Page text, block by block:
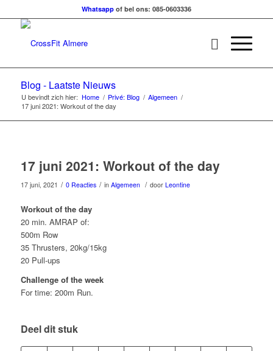
Whatsappof bel ons: 085-0603336
Blog - Laatste Nieuws
U bevindt zich hier: Home / Privé: Blog / Algemeen /
17 juni 2021: Workout of the day
17 juni 2021: Workout of the day
17 juni, 2021 / 0 Reacties / in Algemeen / door Leontine
Workout of the day
20 min. AMRAP of:
500m Row
35 Thrusters, 20kg/15kg
20 Pull-ups
Challenge of the week
For time: 200m Run.
Deel dit stuk